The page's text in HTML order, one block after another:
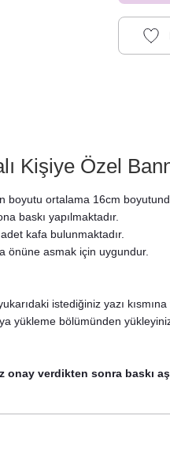
Kişiye Özel
boyutu ortalama 16cm
baskı yapılmaktadır.
kafa bulunmaktadır.
önüne asmak için uygundur.
istediğiniz yazı
yükleme bölümünden
onay verdikten sonra baskı